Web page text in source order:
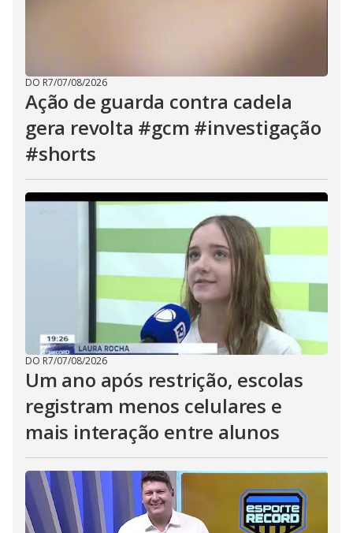
DO R7/07/08/2026
Ação de guarda contra cadela
gera revolta #gcm #investigação
#shorts
DO R7/07/08/2026
Um ano após restrição, escolas
registram menos celulares e
mais interação entre alunos